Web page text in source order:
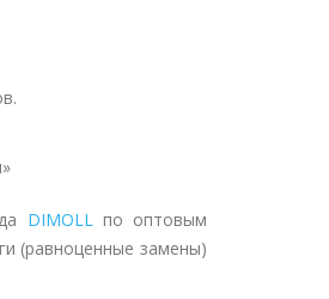
DIMOLLпо оптовым
(равноценные замены)